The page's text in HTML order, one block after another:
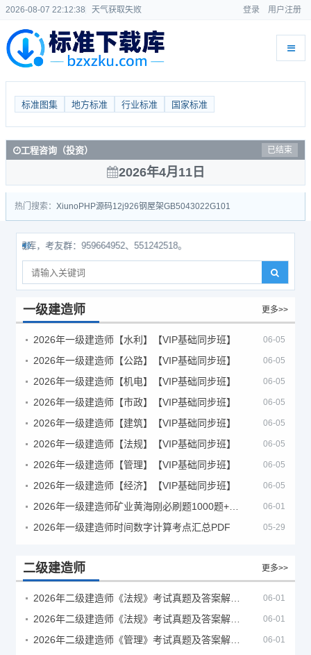
2026-08-07 22:12:38 天气获取失败 登录 用户注册
标准图集 地方标准 行业标准 国家标准
工程咨询（投资） 已结束
2026年4月11日
热门搜索： Xiuno PHP源码12j926钢屋架GB5043022G101
库，考友群：959664952、551242518。
一级建造师 更多>>
2026年一级建造师【水利】【VIP基础同步班】 06-05
2026年一级建造师【公路】【VIP基础同步班】 06-05
2026年一级建造师【机电】【VIP基础同步班】 06-05
2026年一级建造师【市政】【VIP基础同步班】 06-05
2026年一级建造师【建筑】【VIP基础同步班】 06-05
2026年一级建造师【法规】【VIP基础同步班】 06-05
2026年一级建造师【管理】【VIP基础同步班】 06-05
2026年一级建造师【经济】【VIP基础同步班】 06-05
06-01
2026年一级建造师时间数字计算考点汇总PDF 05-29
二级建造师 更多>>
06-01
06-01
06-01